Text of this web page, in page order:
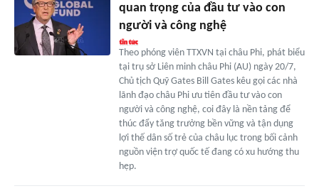
quan trọng của đầu tư vào con
người và công nghệ
Theo phóng viên TTXVN tại châu Phi, phát biểu
tại trụ sở Liên minh châu Phi (AU) ngày 20/7,
Chủ tịch Quỹ Gates Bill Gates kêu gọi các nhà
lãnh đạo châu Phi ưu tiên đầu tư vào con
người và công nghệ, coi đây là nền tảng để
thúc đẩy tăng trưởng bền vững và tận dụng
lợi thế dân số trẻ của châu lục trong bối cảnh
nguồn viện trợ quốc tế đang có xu hướng thu
hẹp.